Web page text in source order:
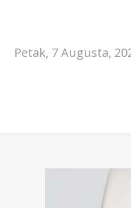
Petak, 7 Augusta,